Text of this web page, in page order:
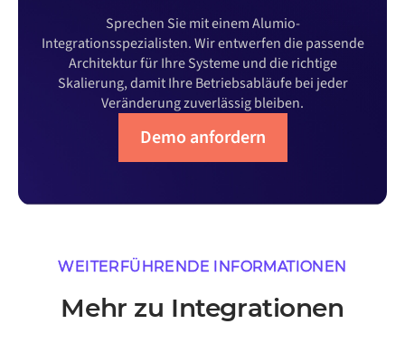
Sprechen Sie mit einem Alumio-
Integrationsspezialisten. Wir entwerfen die passende
Architektur für Ihre Systeme und die richtige
Skalierung, damit Ihre Betriebsabläufe bei jeder
Veränderung zuverlässig bleiben.
Demo anfordern
WEITERFÜHRENDE INFORMATIONEN
Mehr zu Integrationen